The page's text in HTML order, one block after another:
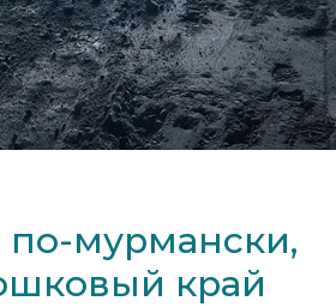
по-мурмански,
край